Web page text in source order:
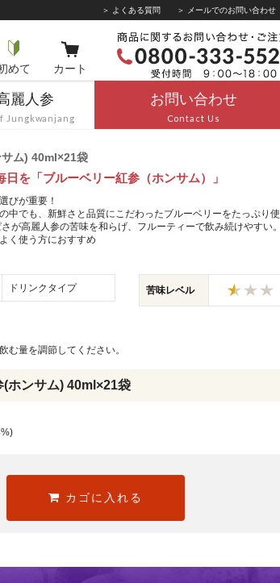
＞ よくある質問 ＞ メールでのお問い合わせ
めて カート
麗人参
Jungkwanjang
お問い合わせ
Contact Us
ム) 40ml×21袋
を「ブルーベリー紅参（ホンサム）」
びが重要！
中でも、新鮮さと品質にこだわったブルーベリーをたっぷり使
が高麗人参の苦味を和らげ、フルーティーで飲み続けやすい。
く使う方におすすめ
ドリンクタイプ 苦味レベル
量を調節してください。
ホンサム) 40ml×21袋
カゴに入れる